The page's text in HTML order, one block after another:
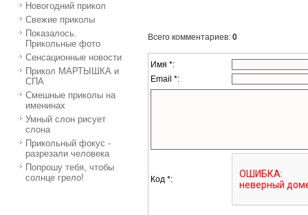
Новогодний прикол
Свежие приколы
Показалось.
Прикольные фото
Сенсационные новости
Прикол МАРТЫШКА и
СПА
Смешные приколы на
именинах
Умный слон рисует
слона
Прикольный фокус -
разрезали человека
Попрошу тебя, чтобы
солнце грело!
Всего комментариев: 0
Имя *:
Email *:
Код *: